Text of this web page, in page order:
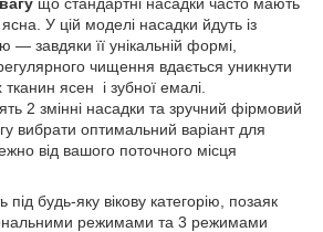
У цій моделі насадки йдуть із
завдяки її унікальній формі,
чищення вдається уникнути
ясен і зубної емалі.
2 змінні насадки та зручний фірмовий
вибрати оптимальний варіант для
від вашого поточного місця
під будь-яку вікову категорію, позаяк
режимами та 3 режимами